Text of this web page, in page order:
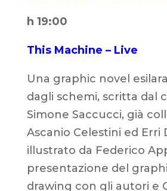
h 19:00
This Machine – Live
Una graphic novel
dagli schemi, scritta dal
Simone Saccucci, già
Ascanio Celestini ed Erri
illustrato da Federico
presentazione del
drawing con gli autori e